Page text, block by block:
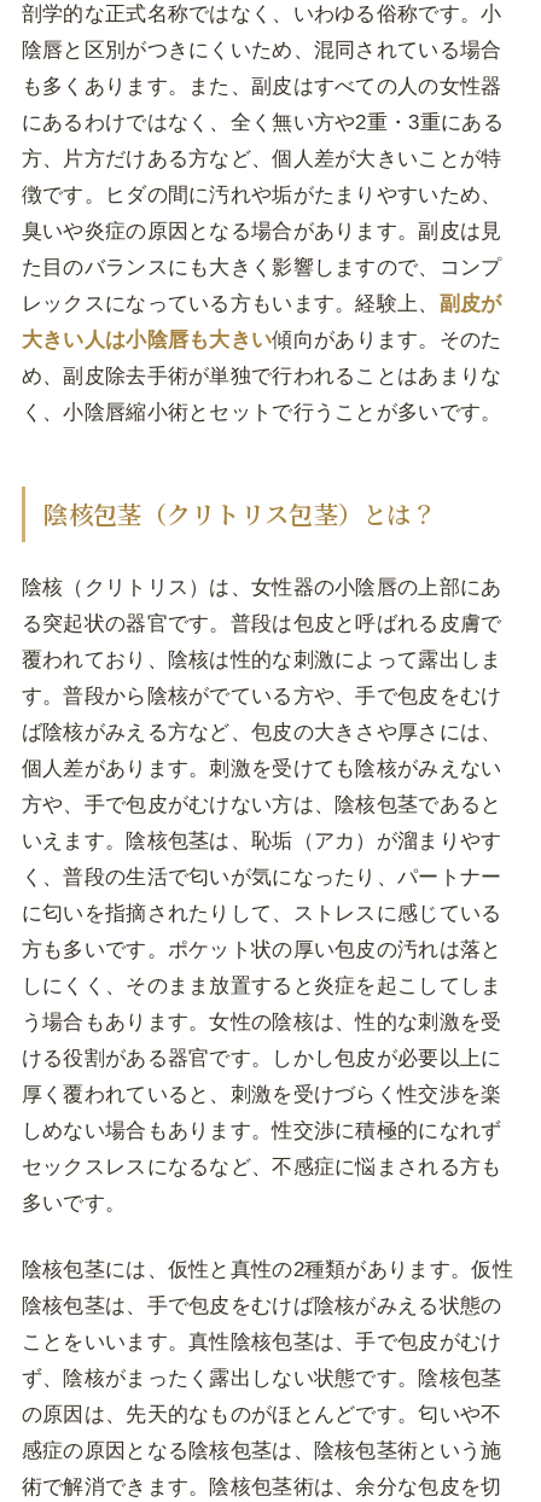
剖学的な正式名称ではなく、いわゆる俗称です。小
陰唇と区別がつきにくいため、混同されている場合
も多くあります。また、副皮はすべての人の女性器
にあるわけではなく、全く無い方や2重・3重にある
方、片方だけある方など、個人差が大きいことが特
徴です。ヒダの間に汚れや垢がたまりやすいため、
臭いや炎症の原因となる場合があります。副皮は見
た目のバランスにも大きく影響しますので、コンプ
レックスになっている方もいます。経験上、 副皮が
大きい人は小陰唇も大きい傾向があります。そのた
め、副皮除去手術が単独で行われることはあまりな
く、小陰唇縮小術とセットで行うことが多いです。
陰核包茎（クリトリス包茎）とは？
陰核（クリトリス）は、女性器の小陰唇の上部にあ
る突起状の器官です。普段は包皮と呼ばれる皮膚で
覆われており、陰核は性的な刺激によって露出しま
す。普段から陰核がでている方や、手で包皮をむけ
ば陰核がみえる方など、包皮の大きさや厚さには、
個人差があります。刺激を受けても陰核がみえない
方や、手で包皮がむけない方は、陰核包茎であると
いえます。陰核包茎は、恥垢（アカ）が溜まりやす
く、普段の生活で匂いが気になったり、パートナー
に匂いを指摘されたりして、ストレスに感じている
方も多いです。ポケット状の厚い包皮の汚れは落と
しにくく、そのまま放置すると炎症を起こしてしま
う場合もあります。女性の陰核は、性的な刺激を受
ける役割がある器官です。しかし包皮が必要以上に
厚く覆われていると、刺激を受けづらく性交渉を楽
しめない場合もあります。性交渉に積極的になれず
セックスレスになるなど、不感症に悩まされる方も
多いです。
陰核包茎には、仮性と真性の2種類があります。仮性
陰核包茎は、手で包皮をむけば陰核がみえる状態の
ことをいいます。真性陰核包茎は、手で包皮がむけ
ず、陰核がまったく露出しない状態です。陰核包茎
の原因は、先天的なものがほとんどです。匂いや不
感症の原因となる陰核包茎は、陰核包茎術という施
術で解消できます。陰核包茎術は、余分な包皮を切